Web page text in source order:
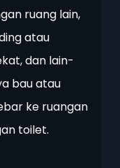
ruang lain,
atau
dan lain-
bau atau
ke ruangan
toilet.